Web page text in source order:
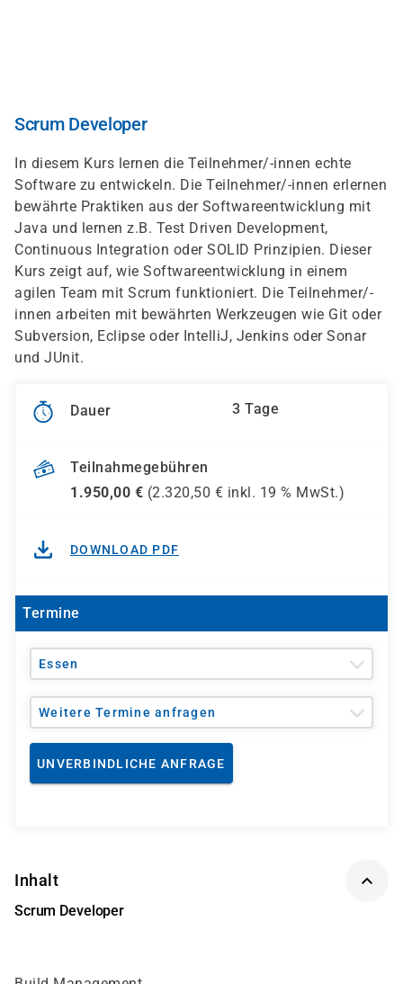
Scrum Developer
In diesem Kurs lernen die Teilnehmer/-innen echte
Software zu entwickeln. Die Teilnehmer/-innen erlernen
bewährte Praktiken aus der Softwareentwicklung mit
Java und lernen z.B. Test Driven Development,
Continuous Integration oder SOLID Prinzipien. Dieser
Kurs zeigt auf, wie Softwareentwicklung in einem
agilen Team mit Scrum funktioniert. Die Teilnehmer/-
innen arbeiten mit bewährten Werkzeugen wie Git oder
Subversion, Eclipse oder IntelliJ, Jenkins oder Sonar
und JUnit.
Dauer 3 Tage
Teilnahmegebühren
1.950,00 € (2.320,50 € inkl. 19 % MwSt.)
DOWNLOAD PDF
Termine
Essen
Weitere Termine anfragen
UNVERBINDLICHE ANFRAGE
Inhalt
Scrum Developer